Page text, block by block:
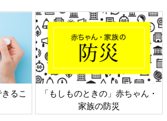
日
ャ
一覧
次の話
[三つ子まみれな毎日＃
121] 三つ子と夏のお預
かり保育 後編
るこ
「もしものときの」赤ちゃん・
家族の防災